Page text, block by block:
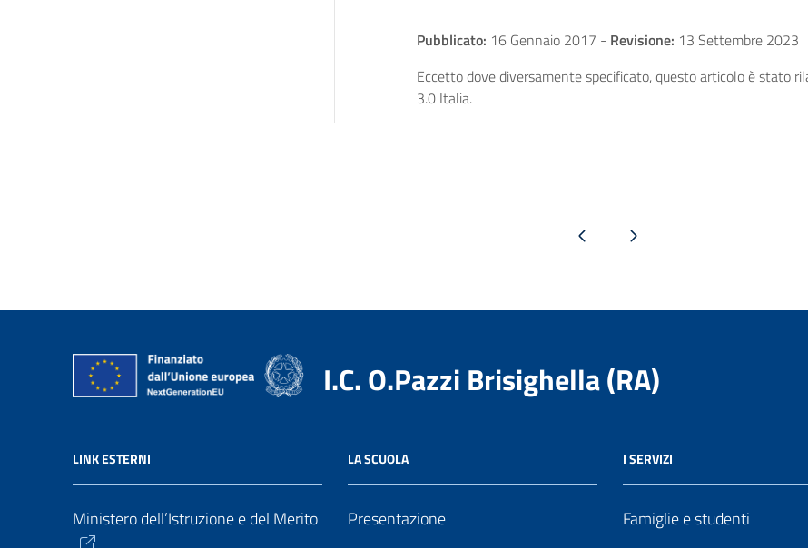
Pubblicato: 16 Gennaio 2017 - Revisione: 13 Settembre 2023
Eccetto dove diversamente specificato, questo articolo è stato
3.0 Italia.
Pagina precedentePagina successiva
I.C. O.Pazzi Brisighella (RA)
LINK ESTERNI
Ministero dell’Istruzione e del Merito
LA SCUOLA
Presentazione
I SERVIZI
Famiglie e studenti